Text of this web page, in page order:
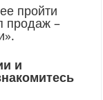
пройти
продаж –
и